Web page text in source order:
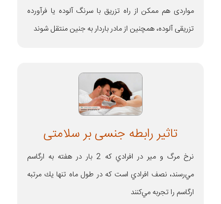
مواردی هم ممکن از راه تزریق با سرنگ آلوده یا فرآورده
تزریقی آلوده، همچنین از مادر باردار به جنین منتقل شوند
تاثیر رابطه جنسی بر سلامتی
نرخ مرگ و مير در افرادي كه 2 بار در هفته به ارگاسم
مي‌رسند، نصف افرادي است كه در طول ماه تنها يك مرتبه
ارگاسم را تجربه مي‌كنند